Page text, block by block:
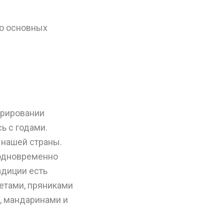
основных
с годами.
страны.
есть
пряниками
мандаринами и